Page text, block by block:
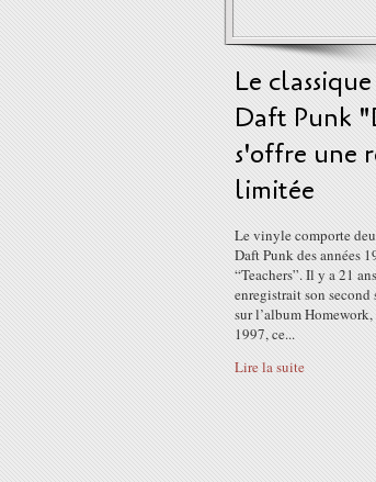
Le
Daft Punk
s'offre une
limitée
Le vinyle comporte
Daft Punk des années
“Teachers”. Il y a 21
enregistrait son second
sur l’album
1997, ce...
Lire la suite